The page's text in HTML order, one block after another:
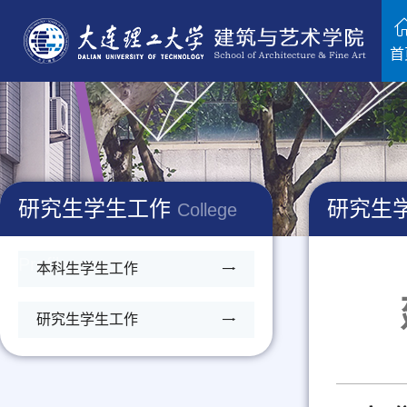
首
研究生学生工作 College
Profile
本科生学生工作
研究生学生工作
研究生